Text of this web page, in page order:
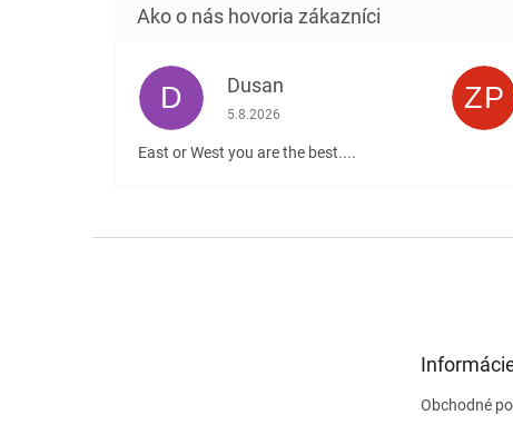
D Dusan
Hodnotenie obchodu je 5 z 5 hviezdičiek.
5.8.2026
East or West you are the best....
ZP
Obchodné